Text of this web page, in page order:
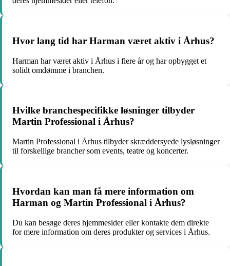
Hvor lang tid har Harman været aktiv i Århus?
Harman har været aktiv i Århus i flere år og har opbygget et
solidt omdømme i branchen.
Hvilke branchespecifikke løsninger tilbyder
Martin Professional i Århus?
Martin Professional i Århus tilbyder skræddersyede lysløsninger
til forskellige brancher som events, teatre og koncerter.
Hvordan kan man få mere information om
Harman og Martin Professional i Århus?
Du kan besøge deres hjemmesider eller kontakte dem direkte
for mere information om deres produkter og services i Århus.